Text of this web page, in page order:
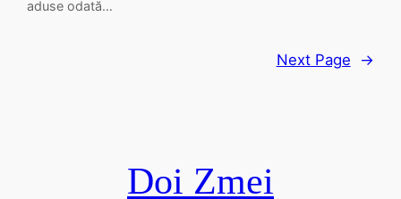
aduse odată…
Next Page →
Doi Zmei